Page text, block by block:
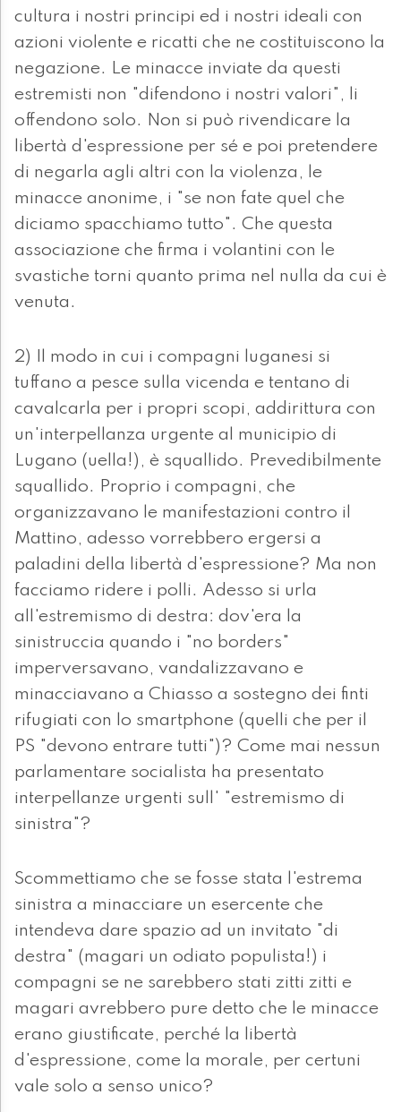
cultura i nostri principi ed i nostri ideali con
azioni violente e ricatti che ne costituiscono la
negazione. Le minacce inviate da questi
estremisti non "difendono i nostri valori", li
offendono solo. Non si può rivendicare la
libertà d'espressione per sé e poi pretendere
di negarla agli altri con la violenza, le
minacce anonime, i "se non fate quel che
diciamo spacchiamo tutto". Che questa
associazione che firma i volantini con le
svastiche torni quanto prima nel nulla da cui è
venuta.
2) Il modo in cui i compagni luganesi si
tuffano a pesce sulla vicenda e tentano di
cavalcarla per i propri scopi, addirittura con
un'interpellanza urgente al municipio di
Lugano (uella!), è squallido. Prevedibilmente
squallido. Proprio i compagni, che
organizzavano le manifestazioni contro il
Mattino, adesso vorrebbero ergersi a
paladini della libertà d'espressione? Ma non
facciamo ridere i polli. Adesso si urla
all'estremismo di destra: dov'era la
sinistruccia quando i "no borders"
imperversavano, vandalizzavano e
minacciavano a Chiasso a sostegno dei finti
rifugiati con lo smartphone (quelli che per il
PS "devono entrare tutti")? Come mai nessun
parlamentare socialista ha presentato
interpellanze urgenti sull' "estremismo di
sinistra"?
Scommettiamo che se fosse stata l'estrema
sinistra a minacciare un esercente che
intendeva dare spazio ad un invitato "di
destra" (magari un odiato populista!) i
compagni se ne sarebbero stati zitti zitti e
magari avrebbero pure detto che le minacce
erano giustificate, perché la libertà
d'espressione, come la morale, per certuni
vale solo a senso unico?